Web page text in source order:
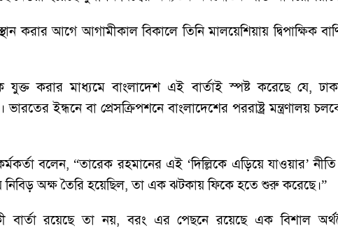
করার আগে আগামীকাল বিকালে তিনি মালয়েশিয়ায় দ্বিপাক্ষিক
করার মাধ্যমে বাংলাদেশ এই বার্তাই স্পষ্ট করেছে যে,
ইন্ধনে বা প্রেসক্রিপশনে বাংলাদেশের পররাষ্ট্র মন্ত্রণালয়
বলেন, “তারেক রহমানের এই ‘দিল্লিকে এড়িয়ে যাওয়ার’
নিবিড় অক্ষ তৈরি হয়েছিল, তা এক ঝটকায় ফিকে হতে শুরু করেছে।”
বার্তা রয়েছে তা নয়, বরং এর পেছনে রয়েছে এক বিশাল